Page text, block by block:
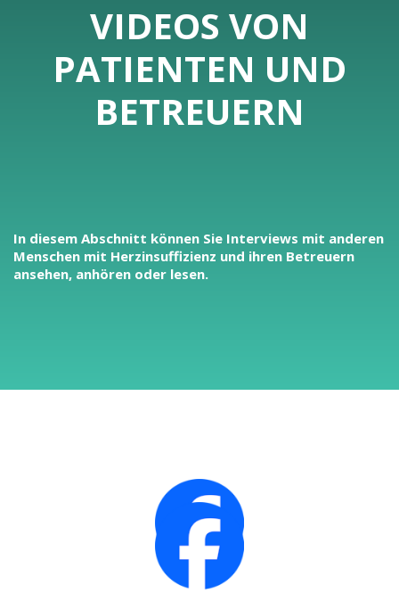
VIDEOS VON
PATIENTEN UND
BETREUERN
In diesem Abschnitt können Sie Interviews mit anderen
Menschen mit Herzinsuffizienz und ihren Betreuern
ansehen, anhören oder lesen.